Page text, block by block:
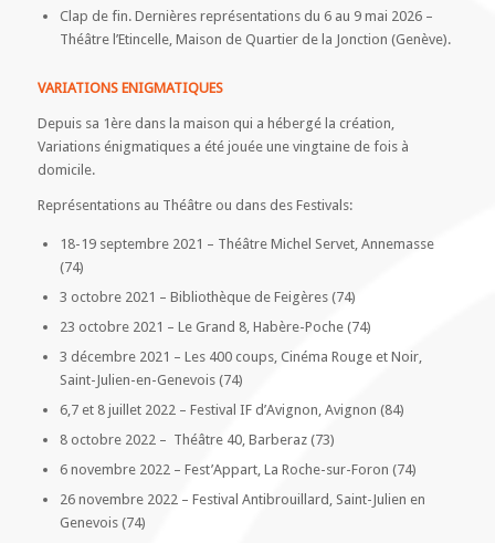
Clap de fin. Dernières représentations du 6 au 9 mai 2026 –
Théâtre l’Etincelle, Maison de Quartier de la Jonction (Genève).
VARIATIONS ENIGMATIQUES
Depuis sa 1ère dans la maison qui a hébergé la création,
Variations énigmatiques a été jouée une vingtaine de fois à
domicile.
Représentations au Théâtre ou dans des Festivals:
18-19 septembre 2021 – Théâtre Michel Servet, Annemasse
(74)
3 octobre 2021 – Bibliothèque de Feigères (74)
23 octobre 2021 – Le Grand 8, Habère-Poche (74)
3 décembre 2021 – Les 400 coups, Cinéma Rouge et Noir,
Saint-Julien-en-Genevois (74)
6,7 et 8 juillet 2022 – Festival IF d’Avignon, Avignon (84)
8 octobre 2022 – Théâtre 40, Barberaz (73)
6 novembre 2022 – Fest’Appart, La Roche-sur-Foron (74)
26 novembre 2022 – Festival Antibrouillard, Saint-Julien en
Genevois (74)